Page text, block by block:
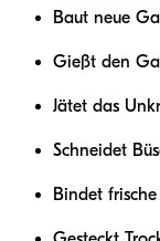
Baut neue
Gießt den
Jätet das
Schneidet
Bindet